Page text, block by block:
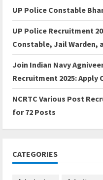
UP Police Constable
UP Police Recruitment
Constable, Jail Warden,
Join Indian Navy
Recruitment 2025: Apply
NCRTC Various Post
for 72 Posts
CATEGORIES